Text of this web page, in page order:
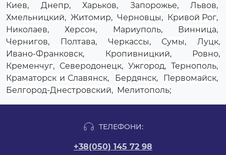
Киев, Днепр, Харьков, Запорожье, Львов,
Хмельницкий, Житомир, Черновцы, Кривой Рог,
Николаев,Херсон, Мариуполь, Винница,
Чернигов, Полтава, Черкассы, Сумы, Луцк,
Ивано-Франковск, Кропивницкий, Ровно,
Кременчуг, Северодонецк, Ужгород, Тернополь,
Краматорск и Славянск, Бердянск, Первомайск,
Белгород-Днестровский, Мелитополь;
ТЕЛЕФОНИ:
+38(050) 145 72 98